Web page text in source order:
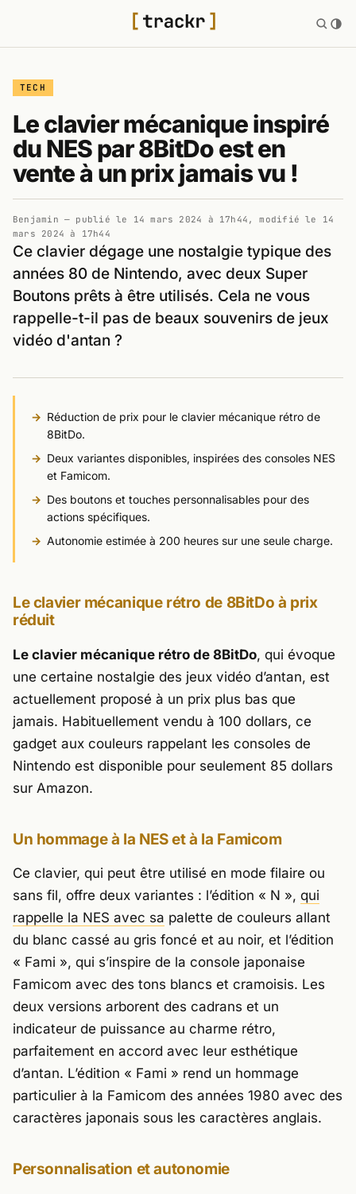
TECH
Le clavier mécanique inspiré
du NES par 8BitDo est en
vente à un prix jamais vu !
Benjamin — publié le 14 mars 2024 à 17h44 , modifié le 14
mars 2024 à 17h44
Ce clavier dégage une nostalgie typique des
années 80 de Nintendo, avec deux Super
Boutons prêts à être utilisés. Cela ne vous
rappelle-t-il pas de beaux souvenirs de jeux
vidéo d'antan ?
Réduction de prix pour le clavier mécanique rétro de
8BitDo.
Deux variantes disponibles, inspirées des consoles NES
et Famicom.
Des boutons et touches personnalisables pour des
actions spécifiques.
Autonomie estimée à 200 heures sur une seule charge.
Le clavier mécanique rétro de 8BitDo à prix
réduit
Le clavier mécanique rétro de 8BitDo, qui évoque
une certaine nostalgie des jeux vidéo d’antan, est
actuellement proposé à un prix plus bas que
jamais. Habituellement vendu à 100 dollars, ce
gadget aux couleurs rappelant les consoles de
Nintendo est disponible pour seulement 85 dollars
sur Amazon.
Un hommage à la NES et à la Famicom
Ce clavier, qui peut être utilisé en mode filaire ou
sans fil, offre deux variantes : l’édition « N », qui
rappelle la NES avec sa palette de couleurs allant
du blanc cassé au gris foncé et au noir, et l’édition
« Fami », qui s’inspire de la console japonaise
Famicom avec des tons blancs et cramoisis. Les
deux versions arborent des cadrans et un
indicateur de puissance au charme rétro,
parfaitement en accord avec leur esthétique
d’antan. L’édition « Fami » rend un hommage
particulier à la Famicom des années 1980 avec des
caractères japonais sous les caractères anglais.
Personnalisation et autonomie